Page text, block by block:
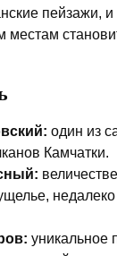
пейзажи, и
местам
один из
Камчатки.
недалеко
уникальное